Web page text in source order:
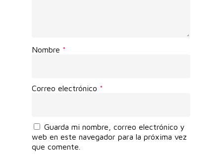
Nombre *
Correo electrónico *
Guarda mi nombre, correo electrónico y
web en este navegador para la próxima vez
que comente.